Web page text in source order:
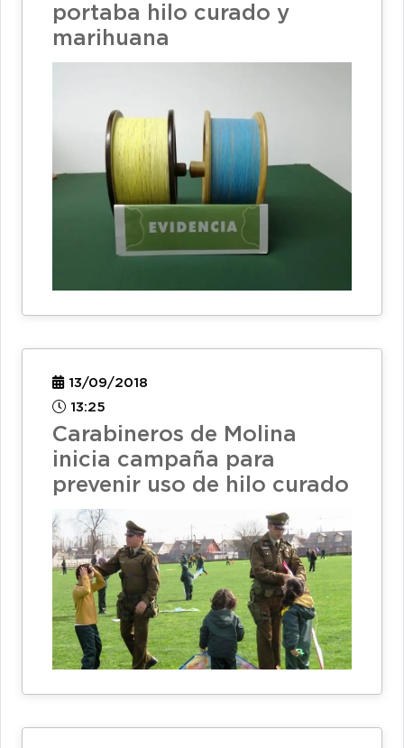
portaba hilo curado y
marihuana
13/09/2018
13:25
Carabineros de Molina
inicia campaña para
prevenir uso de hilo curado